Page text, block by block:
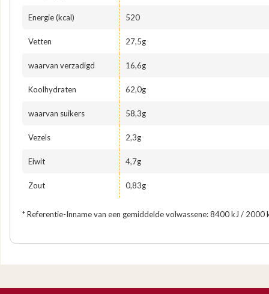
Energie (kcal) 520
Vetten 27,5g
waarvan verzadigd 16,6g
Koolhydraten 62,0g
waarvan suikers 58,3g
Vezels 2,3g
Eiwit 4,7g
Zout 0,83g
* Referentie-Inname van een gemiddelde volwassene: 8400 kJ / 2000